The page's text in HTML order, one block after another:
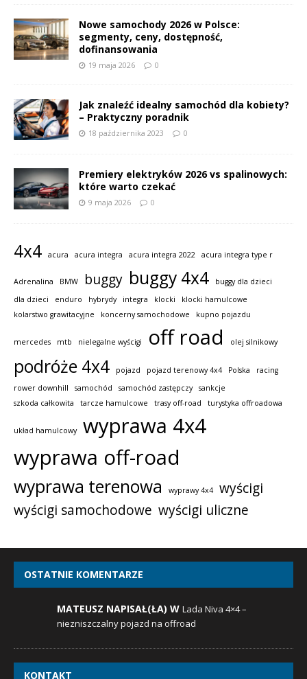
Nowe samochody 2026 w Polsce:
segmenty, ceny, dostępność,
dofinansowania
19 maja 2026 0
Jak znaleźć idealny samochód dla kobiety?
– Praktyczny poradnik
18 października 2023 0
Premiery elektryków 2026 vs spalinowych:
które warto czekać
9 maja 2026 0
4x4 acura acura integra acura integra 2022 acura integra type r
Adrenalina BMW buggy buggy 4x4
buggy dla dzieci
dla dzieci
enduro hybrydy integra klocki
klocki hamulcowe
kolarstwo grawitacyjne
koncerny samochodowe kupno pojazdu
mercedes mtb nielegalne wyścigi off road olej silnikowy
podróże 4x4 pojazd pojazd terenowy 4x4 Polska
racing
rower downhill
samochód samochód zastępczy
sankcje
szkoda całkowita
tarcze hamulcowe trasy off-road turystyka offroadowa
układ hamulcowy
wyprawa 4x4
wyprawa off-road
wyprawa terenowa wyprawy 4x4
wyścigi
wyścigi samochodowe wyścigi uliczne
OSTATNIE KOMENTARZE
MATEUSZ NAPISAŁ(ŁA) W Lada Niva 4×4 –
niezniszczalny pojazd na offroad
KONTAKT